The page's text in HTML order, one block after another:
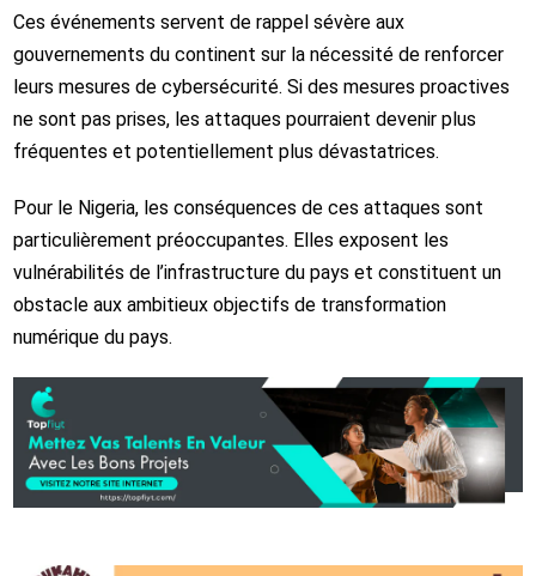
Ces événements servent de rappel sévère aux
gouvernements du continent sur la nécessité de renforcer
leurs mesures de cybersécurité. Si des mesures proactives
ne sont pas prises, les attaques pourraient devenir plus
fréquentes et potentiellement plus dévastatrices.
Pour le Nigeria, les conséquences de ces attaques sont
particulièrement préoccupantes. Elles exposent les
vulnérabilités de l’infrastructure du pays et constituent un
obstacle aux ambitieux objectifs de transformation
numérique du pays.